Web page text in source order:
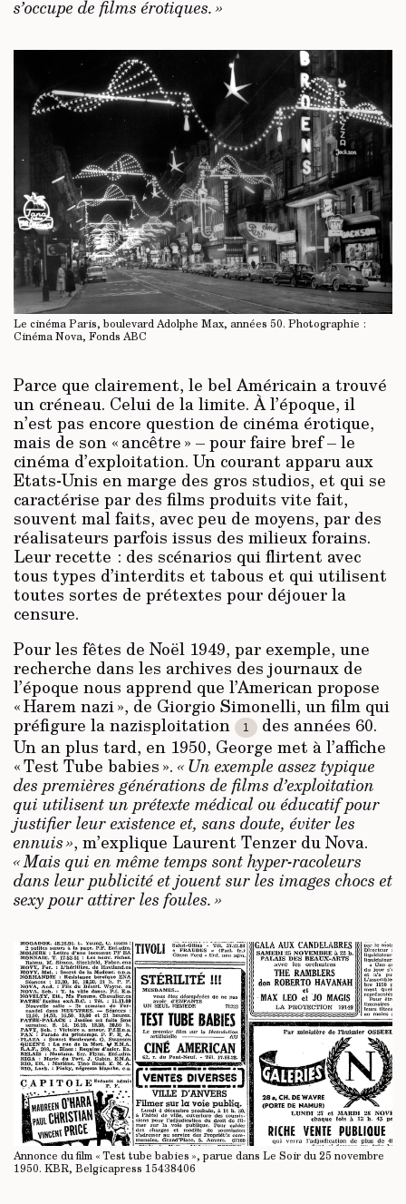
s’occupe de films érotiques. »
Le cinéma Paris, boulevard Adolphe Max, années 50. Photographie :
Cinéma Nova, Fonds ABC
Parce que clairement, le bel Américain a trouvé
un créneau. Celui de la limite. À l’époque, il
n’est pas encore question de cinéma érotique,
mais de son « ancêtre » – pour faire bref – le
cinéma d’exploitation. Un courant apparu aux
Etats-Unis en marge des gros studios, et qui se
caractérise par des films produits vite fait,
souvent mal faits, avec peu de moyens, par des
réalisateurs parfois issus des milieux forains.
Leur recette : des scénarios qui flirtent avec
tous types d’interdits et tabous et qui utilisent
toutes sortes de prétextes pour déjouer la
censure.
Pour les fêtes de Noël 1949, par exemple, une
recherche dans les archives des journaux de
l’époque nous apprend que l’American propose
« Harem nazi », de Giorgio Simonelli, un film qui
préfigure la nazisploitation
1
des années 60.
Un an plus tard, en 1950, George met à l’affiche
« Test Tube babies ». « Un exemple assez typique
des premières générations de films d’exploitation
qui utilisent un prétexte médical ou éducatif pour
justifier leur existence et, sans doute, éviter les
ennuis », m’explique Laurent Tenzer du Nova.
« Mais qui en même temps sont hyper-racoleurs
dans leur publicité et jouent sur les images chocs et
sexy pour attirer les foules. »
Annonce du film « Test tube babies », parue dans Le Soir du 25 novembre
1950. KBR, Belgicapress 15438406